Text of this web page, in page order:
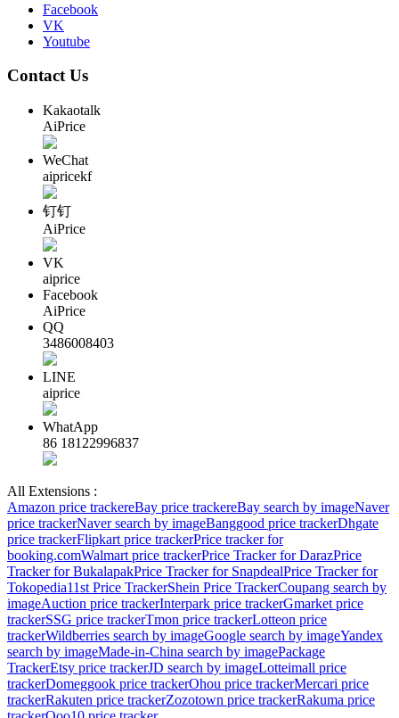
Facebook
VK
Youtube
Contact Us
Kakaotalk
AiPrice
WeChat
aipricekf
钉钉
AiPrice
VK
aiprice
Facebook
AiPrice
QQ
3486008403
LINE
aiprice
WhatApp
86 18122996837
All Extensions :
Amazon price trackereBay price trackereBay search by imageNaver
price trackerNaver search by imageBanggood price trackerDhgate
price trackerFlipkart price trackerPrice tracker for
booking.comWalmart price trackerPrice Tracker for DarazPrice
Tracker for BukalapakPrice Tracker for SnapdealPrice Tracker for
Tokopedia11st Price TrackerShein Price TrackerCoupang search by
imageAuction price trackerInterpark price trackerGmarket price
trackerSSG price trackerTmon price trackerLotteon price
trackerWildberries search by imageGoogle search by imageYandex
search by imageMade-in-China search by imagePackage
TrackerEtsy price trackerJD search by imageLotteimall price
trackerDomeggook price trackerOhou price trackerMercari price
trackerRakuten price trackerZozotown price trackerRakuma price